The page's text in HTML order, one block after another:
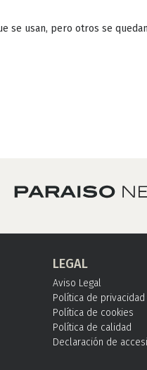
se usan, pero otros se
LEGAL
Aviso Legal
Política de privacidad
Política de cookies
Política de calidad
Declaración de